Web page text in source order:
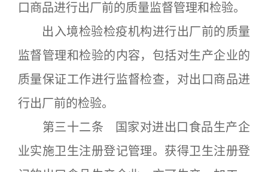
口商品进行出厂前的质量监督管理和检验。
出入境检验检疫机构进行出厂前的质量
监督管理和检验的内容，包括对生产企业的
质量保证工作进行监督检查，对出口商品进
行出厂前的检验。
第三十二条 国家对进出口食品生产企
业实施卫生注册登记管理。获得卫生注册登